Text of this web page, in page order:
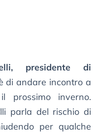
presidente di
di andare incontro a
il prossimo inverno.
parla del rischio di
per qualche